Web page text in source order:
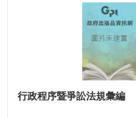
行政程序暨爭訟法規彙編